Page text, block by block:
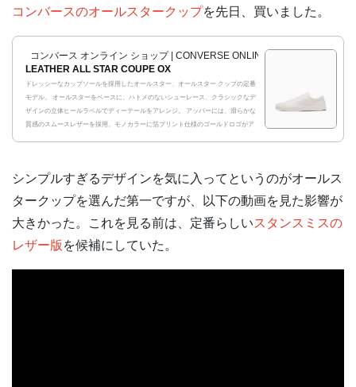
コンバースのオールスタークップを先日、買いました。
コンバース オンライン ショップ | CONVERSE ONLINE SHOP
LEATHER ALL STAR COUPE OX
ドレッシーなカップソールを採用したオールスター、オールスター クップの定番
モデル。 オールスターをベースに、ハトメのないシューレース、クラシックなデ
ザインの立体ヒールラベルでディーテールをアレンジ。 アッパーには、滑らかな
質感のスムースレザーを採用。モノカラーに箔プリント仕様のゴールドロゴがア
シンプルすぎるデザインを気に入ってというのがオールス
タークップを選んだ第一ですが、以下の動画を見た影響が
大きかった。これを見る前は、定番らしいスタンスミスの
レザー版 を候補にしていた。